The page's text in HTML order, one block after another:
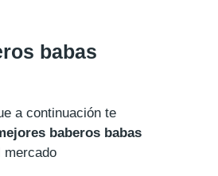
babas
a continuación te
baberos babas
mercado